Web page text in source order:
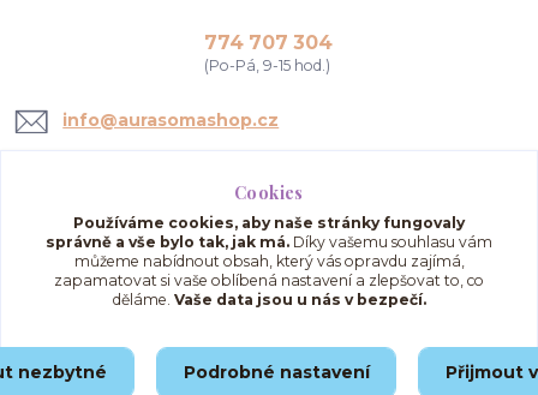
774 707 304
(Po-Pá, 9-15 hod.)
info@aurasomashop.cz
Upravit sběr cookies.
© 2025 AuraSomaShop.cz – provozovatel Simply Colours s.r.o., IČO: 02562286, se
Cookies
Používáme cookies, aby naše stránky fungovaly
správně a vše bylo tak, jak má. Díky vašemu souhlasu vám
můžeme nabídnout obsah, který vás opravdu zajímá,
zapamatovat si vaše oblíbená nastavení a zlepšovat to, co
děláme. Vaše data jsou u nás v bezpečí.
nezbytné Podrobné nastavení Přijmout